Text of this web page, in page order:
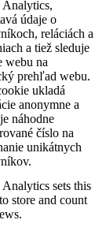
Analytics,
údaje o
reláciách a
a tiež sleduje
webu na
prehľad webu.
ukladá
anonymne a
náhodne
číslo na
unikátnych
sets this
store and count